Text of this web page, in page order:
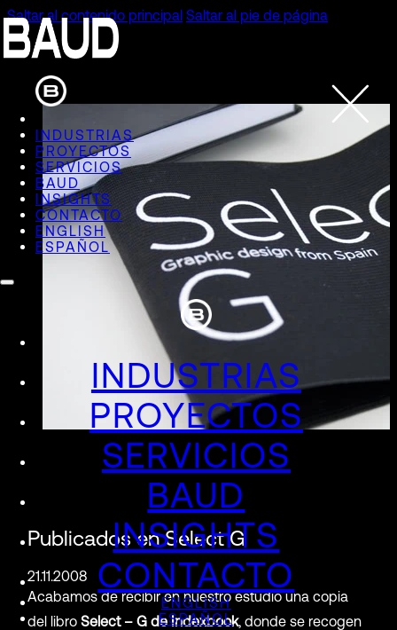
Saltar al contenido principal Saltar al pie de página
INDUSTRIAS
PROYECTOS
SERVICIOS
BAUD
INSIGHTS
CONTACTO
ENGLISH
ESPAÑOL
INDUSTRIAS
PROYECTOS
SERVICIOS
BAUD
INSIGHTS
CONTACTO
ENGLISH
ESPAÑOL
Publicados en Select G
21.11.2008
Acabamos de recibir en nuestro estudio una copia
del libro Select – G de Indexbook, donde se recogen